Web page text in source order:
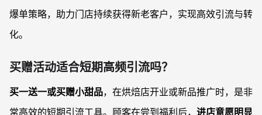
爆单策略，助力门店持续获得新老客户，实现高效引流与转
化。
买赠活动适合短期高频引流吗？
买一送一或买赠小甜品，在烘焙店开业或新品推广时，是非
常高效的短期引流工具。顾客在尝到福利后， 进店意愿明显